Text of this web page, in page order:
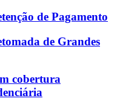
de Pagamento
de Grandes
cobertura